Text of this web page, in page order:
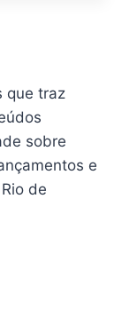
que traz
sobre
e
de